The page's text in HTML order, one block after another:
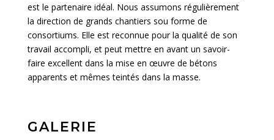
est le partenaire idéal. Nous assumons régulièrement
la direction de grands chantiers sou forme de
consortiums. Elle est reconnue pour la qualité de son
travail accompli, et peut mettre en avant un savoir-
faire excellent dans la mise en œuvre de bétons
apparents et mêmes teintés dans la masse.
GALERIE